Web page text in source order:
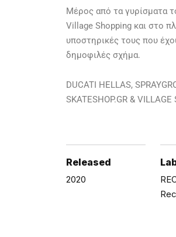
Μέρος από τα γυρίσματα
Village Shopping και στο
υποστηρικές τους που
δημοφιλές σχήμα.
DUCATI HELLAS,
SKATESHOP.GR & VILLAGE
Released
2020